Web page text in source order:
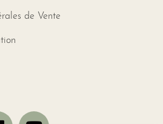
de Vente